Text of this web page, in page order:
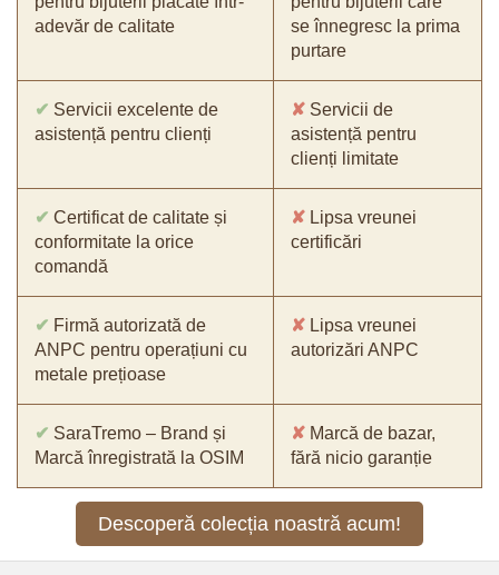
adevăr de calitate
se înnegresc la prima
purtare
✔ Servicii excelente de
asistență pentru clienți
✘ Servicii de
asistență pentru
clienți limitate
✔ Certificat de calitate și
conformitate la orice
comandă
✘ Lipsa vreunei
certificări
✔ Firmă autorizată de
ANPC pentru operațiuni cu
metale prețioase
✘ Lipsa vreunei
autorizări ANPC
✔ SaraTremo – Brand și
Marcă înregistrată la OSIM
✘ Marcă de bazar,
fără nicio garanție
Descoperă colecția noastră acum!